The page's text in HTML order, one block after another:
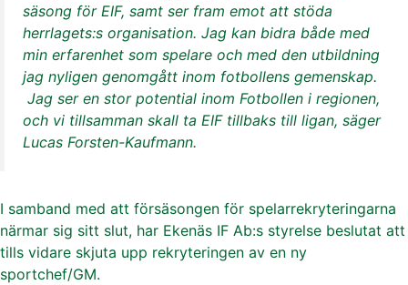
säsong för EIF, samt ser fram emot att stöda
herrlagets:s organisation. Jag kan bidra både med
min erfarenhet som spelare och med den utbildning
jag nyligen genomgått inom fotbollens gemenskap.
Jag ser en stor potential inom Fotbollen i regionen,
och vi tillsamman skall ta EIF tillbaks till ligan, säger
Lucas Forsten-Kaufmann.
I samband med att försäsongen för spelarrekryteringarna
närmar sig sitt slut, har Ekenäs IF Ab:s styrelse beslutat att
tills vidare skjuta upp rekryteringen av en ny
sportchef/GM.